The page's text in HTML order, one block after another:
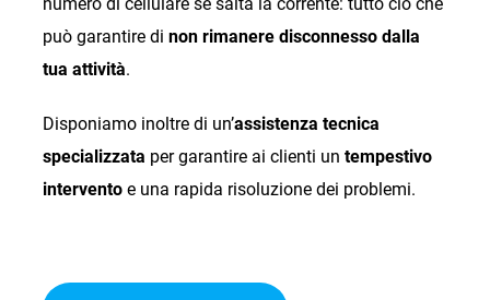
può garantire di non rimanere disconnesso dalla
tua attività.
Disponiamo inoltre di un’assistenza tecnica
specializzata per garantire ai clienti un tempestivo
interventoe una rapida risoluzione dei problemi.